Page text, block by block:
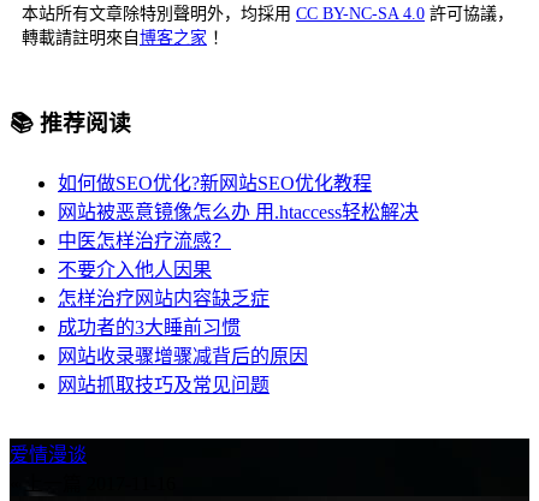
本站所有文章除特別聲明外，均採用 CC BY-NC-SA 4.0 許可協議，
轉載請註明來自 博客之家 ！
📚 推荐阅读
如何做SEO优化?新网站SEO优化教程
网站被恶意镜像怎么办 用.htaccess轻松解决
中医怎样治疗流感？
不要介入他人因果
怎样治疗网站内容缺乏症
成功者的3大睡前习惯
网站收录骤增骤减背后的原因
网站抓取技巧及常见问题
爱情漫谈